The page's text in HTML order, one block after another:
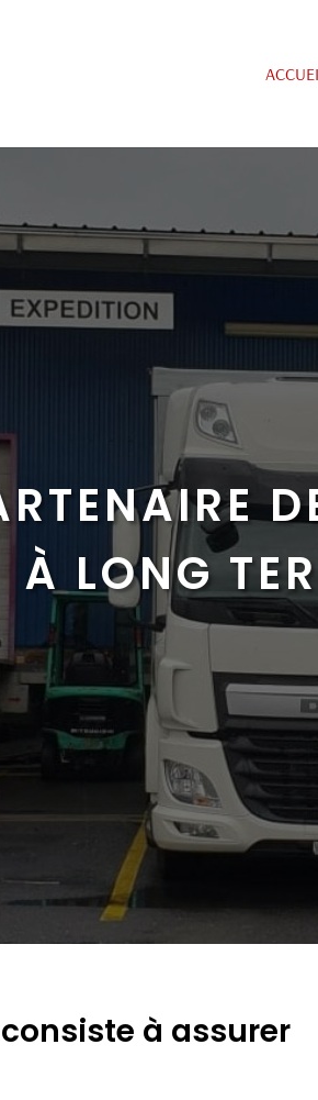
À LONG
à assurer